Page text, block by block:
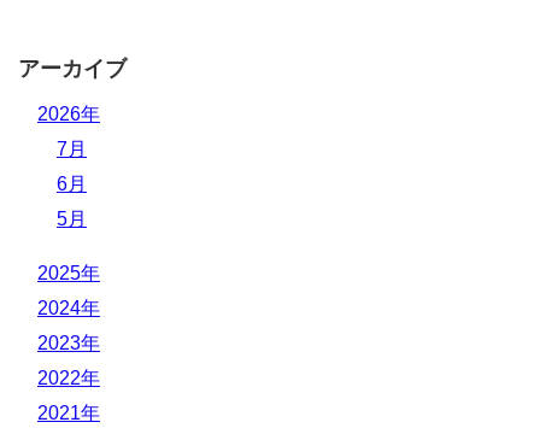
アーカイブ
2026年
7月
6月
5月
2025年
2024年
2023年
2022年
2021年